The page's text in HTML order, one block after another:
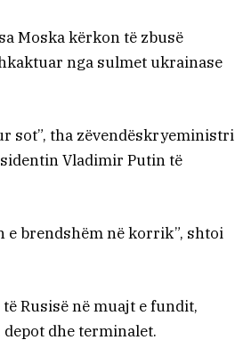
Moska kërkon të zbusë
nga sulmet ukrainase
sot”, tha zëvendëskryeministri
Vladimir Putin të
e brendshëm në korrik”, shtoi
Rusisë në muajt e fundit,
dhe terminalet.